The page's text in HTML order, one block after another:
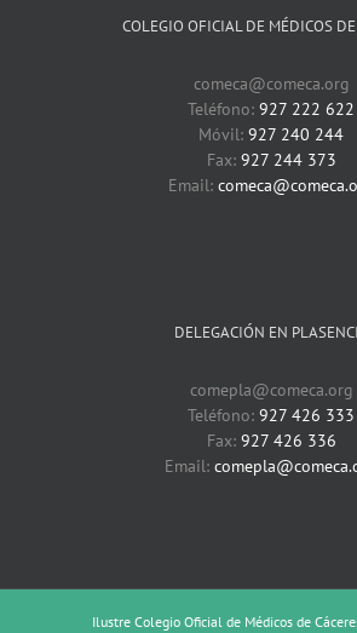
COLEGIO OFICIAL DE MÉDICOS DE
comeca@comeca.org
Teléfono: 927 222 622
Móvil: 927 240 244
Fax: 927 244 373
Email:
DELEGACIÓN EN
comepla@comeca.org
Teléfono: 927 426 333
Fax: 927 426 336
Email:
Ilustre Colegio Oficial de Médicos de